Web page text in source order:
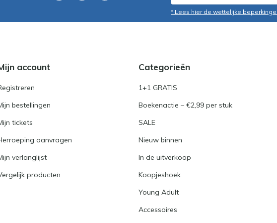
* Lees hier de wettelijke
account
bestellingen
tickets
aanvragen
verlanglijst
producten
Categorieën
1+1 GRATIS
Boekenactie – €2,99 per stuk
SALE
Nieuw binnen
In de uitverkoop
Koopjeshoek
Young Adult
Accessoires